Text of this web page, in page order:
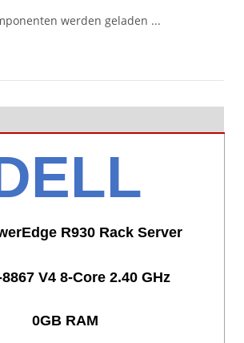
werden geladen ...
R930 Rack Server
V4 8-Core 2.40 GHz
0GB RAM